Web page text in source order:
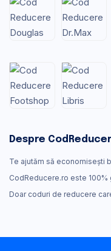
Despre
Te ajutăm să economisești
CodReducere.ro este 100%
Doar coduri de reducere